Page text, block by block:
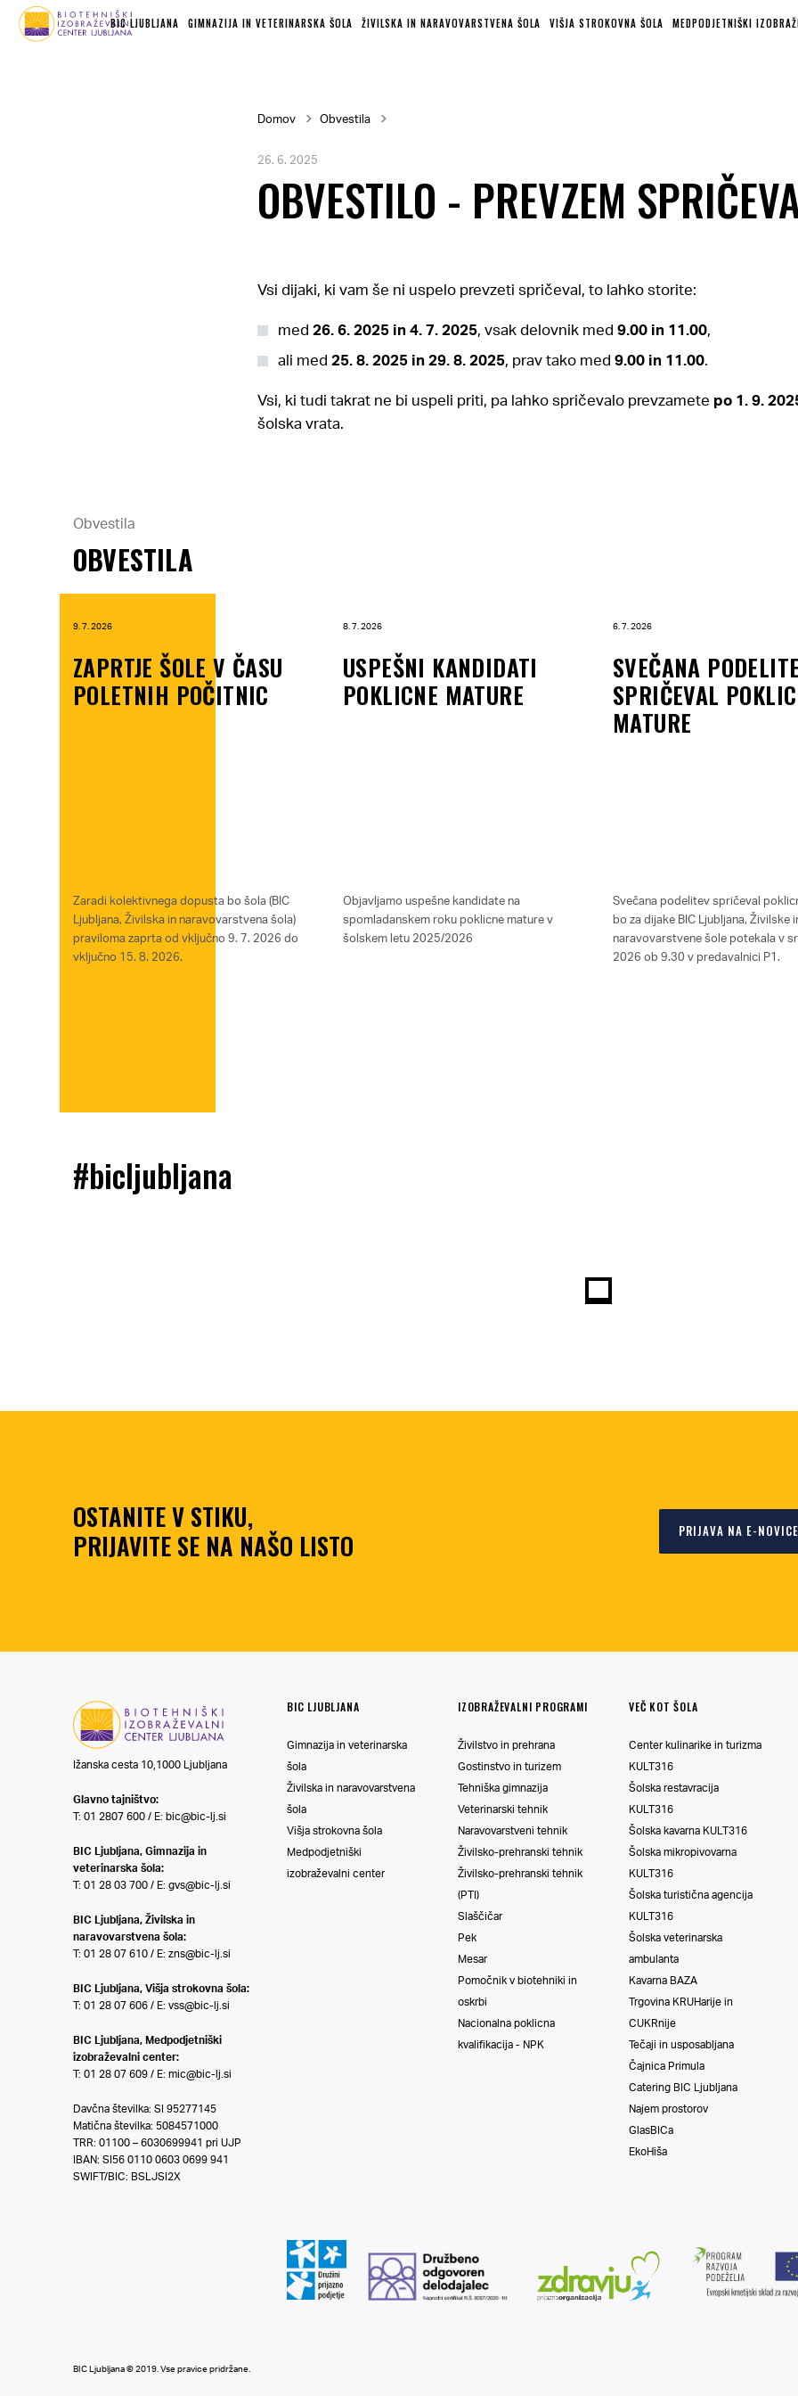
Skok
MAIN
NAVIGATION
BIC LJUBLJANA GIMNAZIJA IN VETERINARSKA ŠOLA ŽIVILSKA IN NARAVOVARSTVENA ŠOLA VIŠJA STROKOVNA ŠOLA MEDPODJETNIŠKI
Breadcrumb
Domov Obvestila
26. 6. 2025
OBVESTILO - PREVZEM
Vsi dijaki, ki vam še ni uspelo prevzeti spričeval, to lahko storite:
med 26. 6. 2025 in 4. 7. 2025, vsak delovnik med 9.00 in 11.00,
ali med 25. 8. 2025 in 29. 8. 2025, prav tako med 9.00 in 11.00.
Vsi, ki tudi takrat ne bi uspeli priti, pa lahko spričevalo prevzamete po 1. 9.
šolska vrata.
Obvestila
OBVESTILA
9. 7. 2026
ZAPRTJE ŠOLE V ČASU
POLETNIH POČITNIC
Zaradi kolektivnega dopusta bo šola (BIC
Ljubljana, Živilska in naravovarstvena šola)
praviloma zaprta od vključno 9. 7. 2026 do
vključno 15. 8. 2026.
8. 7. 2026
USPEŠNI KANDIDATI
POKLICNE MATURE
Objavljamo uspešne kandidate na
spomladanskem roku poklicne mature v
šolskem letu 2025/2026
6. 7. 2026
SVEČANA
SPRIČEVAL
MATURE
Svečana podelitev spričeval
bo za dijake BIC Ljubljana, Živilske
naravovarstvene šole potekala v
2026 ob 9.30 v predavalnici P1.
#bicljubljana
OSTANITE V STIKU,
PRIJAVITE SE NA NAŠO LISTO
PRIJAVA NA E-NOVICE
Ižanska cesta 10,1000 Ljubljana
Glavno tajništvo:
T: 01 2807 600 / E: bic@bic-lj.si
BIC Ljubljana, Gimnazija in
veterinarska šola:
T: 01 28 03 700 / E: gvs@bic-lj.si
BIC Ljubljana, Živilska in
naravovarstvena šola:
T: 01 28 07 610 / E: zns@bic-lj.si
BIC Ljubljana, Višja strokovna šola:
T: 01 28 07 606 / E: vss@bic-lj.si
BIC Ljubljana, Medpodjetniški
izobraževalni center:
T: 01 28 07 609 / E: mic@bic-lj.si
Davčna številka: SI 95277145
Matična številka: 5084571000
TRR: 01100 – 6030699941 pri UJP
IBAN: SI56 0110 0603 0699 941
SWIFT/BIC: BSLJSI2X
BIC LJUBLJANA
Gimnazija in veterinarska
šola
Živilska in naravovarstvena
šola
Višja strokovna šola
Medpodjetniški
izobraževalni center
IZOBRAŽEVALNI PROGRAMI
Živilstvo in prehrana
Gostinstvo in turizem
Tehniška gimnazija
Veterinarski tehnik
Naravovarstveni tehnik
Živilsko-prehranski tehnik
Živilsko-prehranski tehnik
(PTI)
Slaščičar
Pek
Mesar
Pomočnik v biotehniki in
oskrbi
Nacionalna poklicna
kvalifikacija - NPK
VEČ KOT ŠOLA
Center kulinarike in turizma
KULT316
Šolska restavracija
KULT316
Šolska kavarna KULT316
Šolska mikropivovarna
KULT316
Šolska turistična agencija
KULT316
Šolska veterinarska
ambulanta
Kavarna BAZA
Trgovina KRUHarije in
CUKRnije
Tečaji in usposabljana
Čajnica Primula
Catering BIC Ljubljana
Najem prostorov
GlasBICa
EkoHiša
BIC Ljubljana © 2019. Vse pravice pridržane.